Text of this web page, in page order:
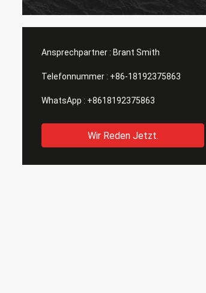
Fingerabdrücke auf den Linsen
Ansprechpartner : Brant Smith
Telefonnummer : +86-18192375863
WhatsApp : +8618192375863
Wir Reden Jetzt.